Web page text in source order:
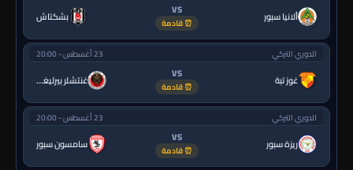
ألانيا سبور VS
⏰ قادمة بشكتاش
الدوري التركي 23 أغسطس - 20:00
غوز تبة VS
⏰ قادمة غنتشلر بيرليغي
الدوري التركي 23 أغسطس - 20:00
ريزة سبور VS
⏰ قادمة سامسون سبور